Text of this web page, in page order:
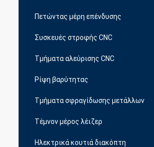
Πετώντας μέρη επένδυσης
Συσκευές στροφής CNC
Τμήματα αλεύρισης CNC
Ρίψη βαρύτητας
Τμήματα σφραγίδωσης μετάλλων
Τέμνον μέρος λέιζερ
Ηλεκτρικά κουτιά διακόπτη